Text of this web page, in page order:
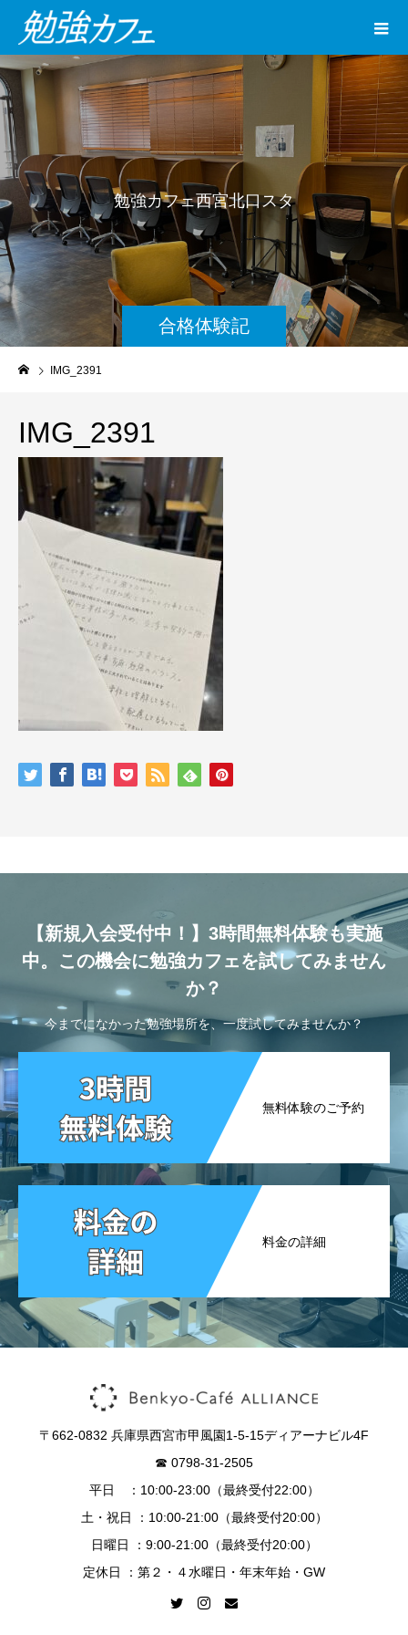
合格体験記
勉強カフェ西宮北口スタジオ
IMG_2391
IMG_2391
【新規入会受付中！】3時間無料体験も実施
中。この機会に勉強カフェを試してみません
か？
今までになかった勉強場所を、一度試してみませんか？
無料体験のご予約
料金の詳細
〒662-0832 兵庫県西宮市甲風園1-5-15ディアーナビル4F
☎︎ 0798-31-2505
平日 ：10:00-23:00（最終受付22:00）
土・祝日 ：10:00-21:00（最終受付20:00）
日曜日 ：9:00-21:00（最終受付20:00）
定休日 ：第２・４水曜日・年末年始・GW